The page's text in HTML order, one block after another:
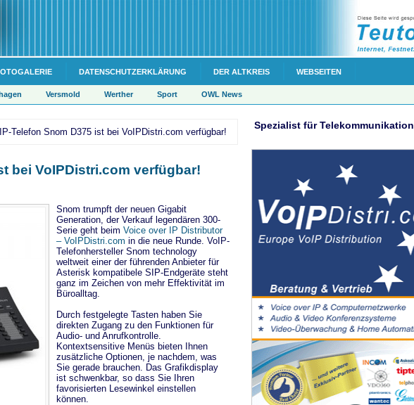
DATENSCHUTZERKLÄRUNG DER ALTKREIS WEBSEITEN
Versmold Werther Sport OWL News
Telefon Snom D375 ist bei VoIPDistri.com verfügbar!
bei VoIPDistri.com verfügbar!
Snom trumpft der neuen Gigabit
Generation, der Verkauf legendären 300-
Serie geht beim Voice over IP Distributor
– VoIPDistri.com in die neue Runde. VoIP-
Telefonhersteller Snom technology
weltweit einer der führenden Anbieter für
Asterisk kompatibele SIP-Endgeräte steht
ganz im Zeichen von mehr Effektivität im
Büroalltag.
Durch festgelegte Tasten haben Sie
direkten Zugang zu den Funktionen für
Audio- und Anrufkontrolle.
Kontextsensitive Menüs bieten Ihnen
zusätzliche Optionen, je nachdem, was
Sie gerade brauchen. Das Grafikdisplay
ist schwenkbar, so dass Sie Ihren
favorisierten Lesewinkel einstellen
können.
Spezialist für Telekommunikation